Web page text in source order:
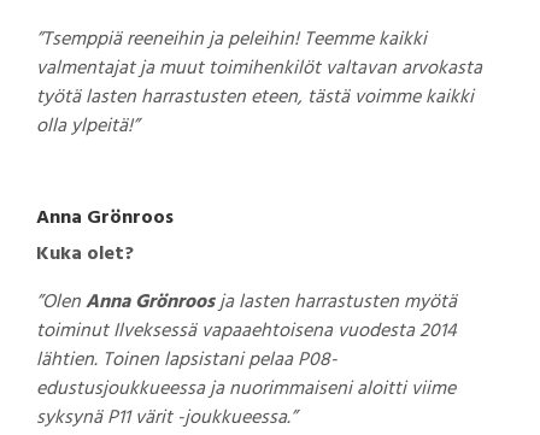
”Tsemppiä reeneihin ja peleihin! Teemme kaikki
valmentajat ja muut toimihenkilöt valtavan arvokasta
työtä lasten harrastusten eteen, tästä voimme kaikki
olla ylpeitä!”
Anna Grönroos
Kuka olet?
”OlenAnna Grönroosja lasten harrastusten myötä
toiminut Ilveksessä vapaaehtoisena vuodesta 2014
lähtien. Toinen lapsistani pelaa P08-
edustusjoukkueessa ja nuorimmaiseni aloitti viime
syksynä P11 värit -joukkueessa.”